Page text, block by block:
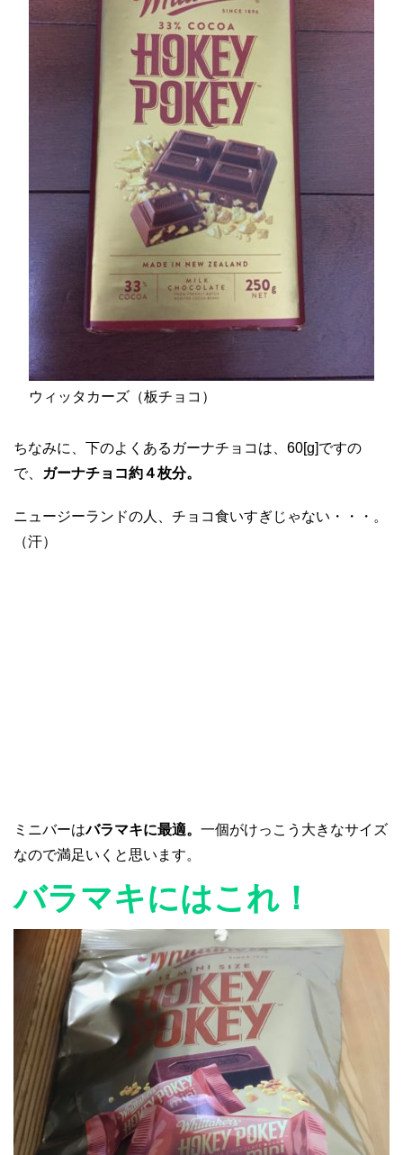
ウィッタカーズ（板チョコ）
ちなみに、下のよくあるガーナチョコは、60[g]ですの
で、
ガーナチョコ約４枚分。
ニュージーランドの人、チョコ食いすぎじゃない・・・。
（汗）
ミニバーはバラマキに最適。 一個がけっこう大きなサイズ
なので満足いくと思います。
バラマキにはこれ！